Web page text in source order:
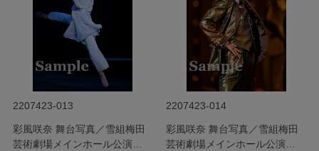
2207423-013
彩風咲奈 舞台写真／雪組梅田
芸術劇場メインホール公演
2207423-014
彩風咲奈 舞台写真／雪組梅田
芸術劇場メインホール公演